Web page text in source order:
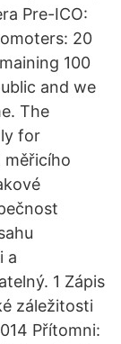
Pre-ICO:
20
100
and we
The
for
měřicího
a
1 Zápis
záležitosti
Přítomni: